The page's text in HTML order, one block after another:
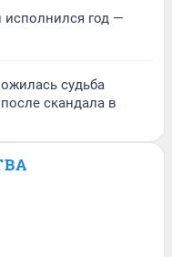
исполнился год —
судьба
скандала в